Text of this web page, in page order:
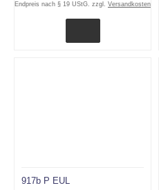
Endpreis nach § 19 UStG. zzgl. Versandkosten
917b P EUL